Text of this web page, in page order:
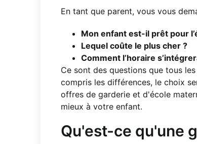
En tant que parent, vous vous
Mon enfant est-il prêt pour
Lequel coûte le plus cher ?
Comment l’horaire
Ce sont des questions que tous
compris les différences, le choix
offres de garderie et d'école
mieux à votre enfant.
Qu'est-ce qu'une